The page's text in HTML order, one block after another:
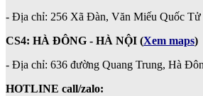
- Địa chỉ: 256 Xã Đàn, Văn Miếu Quốc Tử
CS4: HÀ ĐÔNG - HÀ NỘI (Xem maps)
- Địa chỉ: 636 đường Quang Trung, Hà
HOTLINE call/zalo: